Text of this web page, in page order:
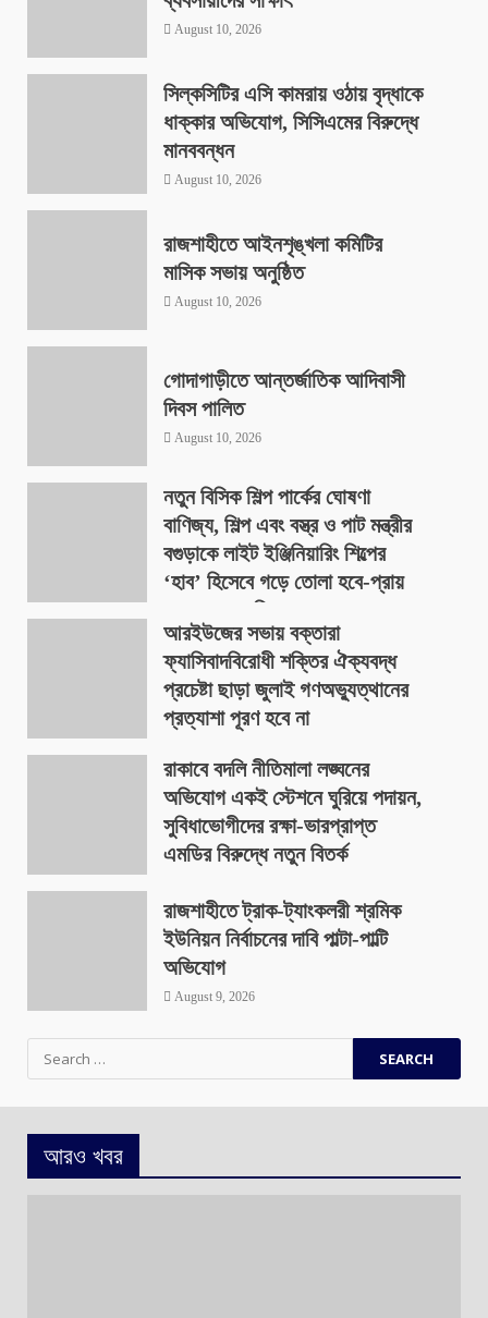
August 10, 2026
সিল্কসিটির এসি কামরায় ওঠায় বৃদ্ধাকে
ধাক্কার অভিযোগ, সিসিএমের বিরুদ্ধে
মানববন্ধন
August 10, 2026
রাজশাহীতে আইনশৃঙ্খলা কমিটির
মাসিক সভায় অনুষ্ঠিত
August 10, 2026
গোদাগাড়ীতে আন্তর্জাতিক আদিবাসী
দিবস পালিত
August 10, 2026
নতুন বিসিক শিল্প পার্কের ঘোষণা
বাণিজ্য, শিল্প এবং বস্ত্র ও পাট মন্ত্রীর
বগুড়াকে লাইট ইঞ্জিনিয়ারিং শিল্পের
‘হাব’ হিসেবে গড়ে তোলা হবে-প্রায়
৪০০ একর জমিতে
August 9, 2026
আরইউজের সভায় বক্তারা
ফ্যাসিবাদবিরোধী শক্তির ঐক্যবদ্ধ
প্রচেষ্টা ছাড়া জুলাই গণঅভ্যুত্থানের
প্রত্যাশা পূরণ হবে না
রাকাবে বদলি নীতিমালা লঙ্ঘনের
অভিযোগ একই স্টেশনে ঘুরিয়ে পদায়ন,
সুবিধাভোগীদের রক্ষা-ভারপ্রাপ্ত
এমডির বিরুদ্ধে নতুন বিতর্ক
রাজশাহীতে ট্রাক-ট্যাংকলরী শ্রমিক
ইউনিয়ন নির্বাচনের দাবি পাল্টা-পাল্টি
অভিযোগ
August 9, 2026
for:
আরও খবর